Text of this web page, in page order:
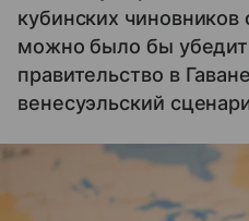
кубинских чиновников
можно было бы
правительство в
венесуэльский